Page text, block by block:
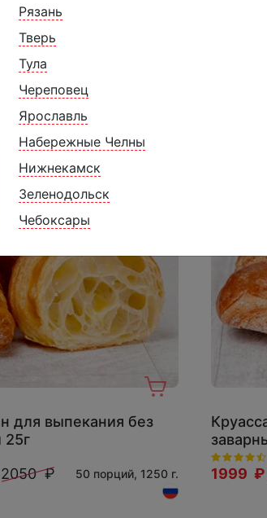
Рязань
Тверь
Тула
Череповец
Ярославль
Набережные Челны
Нижнекамск
Зеленодольск
Чебоксары
выпекать сразу. В
(с обдувом) 25-30 минут при
Похожие
для выпекания без
25г
2050 ₽ 50 порций, 1250 г.
1999 ₽